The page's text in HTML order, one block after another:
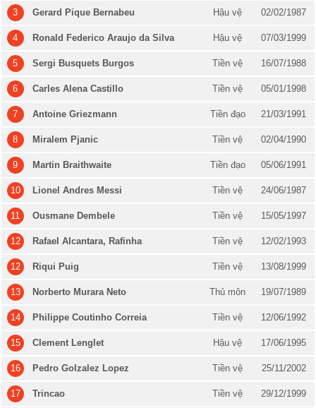
3 Gerard Pique Bernabeu Hậu vệ 02/02/1987
4 Ronald Federico Araujo da Silva Hậu vệ 07/03/1999
5 Sergi Busquets Burgos Tiền vệ 16/07/1988
6 Carles Alena Castillo Tiền vệ 05/01/1998
7 Antoine Griezmann Tiền đạo 21/03/1991
8 Miralem Pjanic Tiền vệ 02/04/1990
9 Martin Braithwaite Tiền đạo 05/06/1991
10 Lionel Andres Messi Tiền vệ 24/06/1987
11 Ousmane Dembele Tiền vệ 15/05/1997
12 Rafael Alcantara, Rafinha Tiền vệ 12/02/1993
12 Riqui Puig Tiền vệ 13/08/1999
13 Norberto Murara Neto Thủ môn 19/07/1989
14 Philippe Coutinho Correia Tiền vệ 12/06/1992
15 Clement Lenglet Hậu vệ 17/06/1995
16 Pedro Golzalez Lopez Tiền vệ 25/11/2002
17 Trincao Tiền vệ 29/12/1999